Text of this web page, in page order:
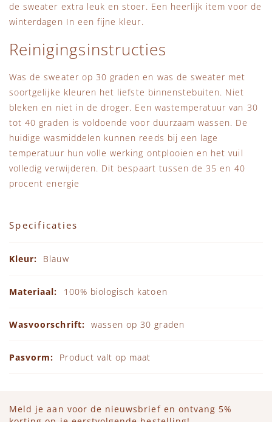
de sweater extra leuk en stoer. Een heerlijk item voor de
winterdagen In een fijne kleur.
Reinigingsinstructies
Was de sweater op 30 graden en was de sweater met
soortgelijke kleuren het liefste binnenstebuiten. Niet
bleken en niet in de droger. Een wastemperatuur van 30
tot 40 graden is voldoende voor duurzaam wassen. De
huidige wasmiddelen kunnen reeds bij een lage
temperatuur hun volle werking ontplooien en het vuil
volledig verwijderen. Dit bespaart tussen de 35 en 40
procent energie
Specificaties
Blauw
100% biologisch katoen
wassen op 30 graden
Product valt op maat
Meld je aan voor de nieuwsbrief en ontvang 5%